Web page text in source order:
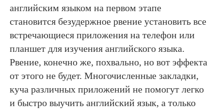
английским языком на первом этапе
становится безудержное рвение установить все
встречающиеся приложения на телефон или
планшет для изучения английского языка.
Рвение, конечно же, похвально, но вот эффекта
от этого не будет. Многочисленные закладки,
куча различных приложений не помогут легко
и быстро выучить английский язык, а только